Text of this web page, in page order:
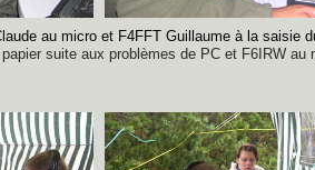
au micro et F4FFT Guillaume à la saisie
suite aux problèmes de PC et F6IRW au